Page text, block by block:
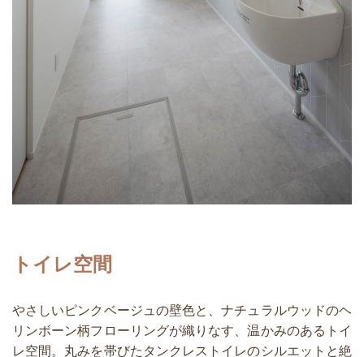
トイレ空間
やさしいピンクベージュの壁色と、ナチュラルウッドのヘ
リンボーン柄フローリングが織りなす、温かみのあるトイ
レ空間。丸みを帯びたタンクレストイレのシルエットと絶